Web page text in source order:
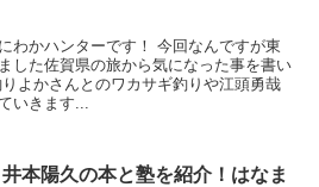
わかハンターです！ 今回なんですが東
した佐賀県の旅から気になった事を書い
よかさんとのワカサギ釣りや江頭勇哉
いきます...
井本陽久の本と塾を紹介！はなま